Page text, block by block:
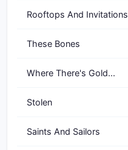
Rooftops And Invitations
These Bones
Where There's Gold...
Stolen
Saints And Sailors